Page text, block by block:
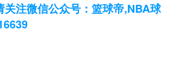
关注微信公众号：篮球帝,NBA球